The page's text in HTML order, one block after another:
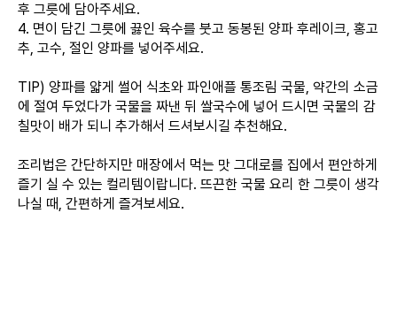
후 그릇에 담아주세요.
4. 면이 담긴 그릇에 끓인 육수를 붓고 동봉된 양파 후레이크, 홍고
추, 고수, 절인 양파를 넣어주세요.
TIP) 양파를 얇게 썰어 식초와 파인애플 통조림 국물, 약간의 소금
에 절여 두었다가 국물을 짜낸 뒤 쌀국수에 넣어 드시면 국물의 감
칠맛이 배가 되니 추가해서 드셔보시길 추천해요.
조리법은 간단하지만 매장에서 먹는 맛 그대로를 집에서 편안하게
즐기 실 수 있는 컬리템이랍니다. 뜨끈한 국물 요리 한 그릇이 생각
나실 때, 간편하게 즐겨보세요.